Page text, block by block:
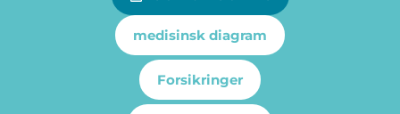
medisinsk diagram
Forsikringer